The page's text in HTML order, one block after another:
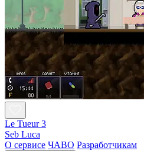
Le Tueur 3
Seb Luca
О сервисе ЧАВО Разработчикам